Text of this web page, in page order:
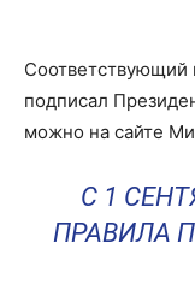
Соответствующий
подписал
можно на сайте
С 1
ПРАВИЛА